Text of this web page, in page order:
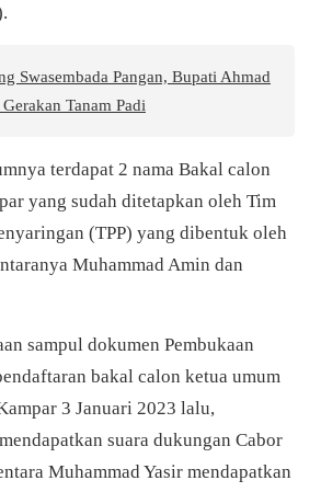
Swasembada Pangan, Bupati Ahmad
Tanam Padi
terdapat 2 nama Bakal calon
yang sudah ditetapkan oleh Tim
(TPP) yang dibentuk oleh
Muhammad Amin dan
sampul dokumen Pembukaan
bakal calon ketua umum
3 Januari 2023 lalu,
suara dukungan Cabor
Muhammad Yasir mendapatkan